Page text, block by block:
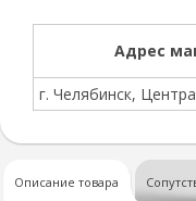
Адрес
г. Челябинск,
Описание товара